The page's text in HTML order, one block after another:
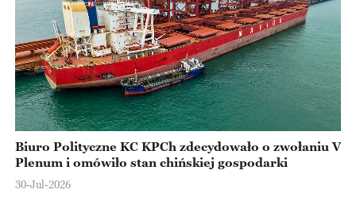
Biuro Polityczne KC KPCh zdecydowało o zwołaniu V
Plenum i omówiło stan chińskiej gospodarki
30-Jul-2026